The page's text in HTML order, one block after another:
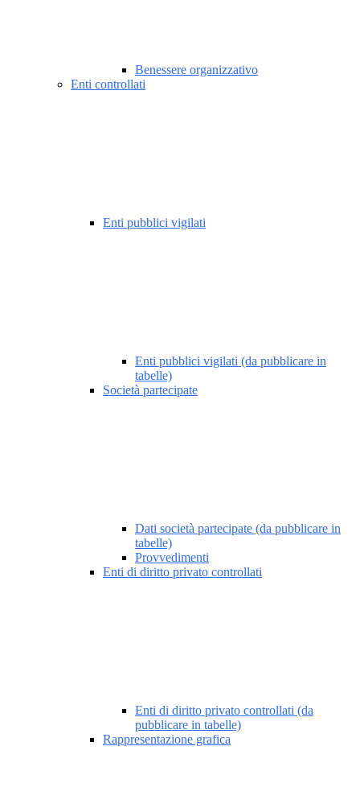
Benessere organizzativo
Enti controllati
Enti pubblici vigilati
Enti pubblici vigilati (da pubblicare in
tabelle)
Società partecipate
Dati società partecipate (da pubblicare in
tabelle)
Provvedimenti
Enti di diritto privato controllati
Enti di diritto privato controllati (da
pubblicare in tabelle)
Rappresentazione grafica